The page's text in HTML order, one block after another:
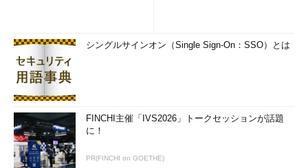
シングルサインオン（Single Sign-On：SSO）とは
FINCHI主催「IVS2026」トークセッションが話題
に！
PR(FINCHI on GOETHE)